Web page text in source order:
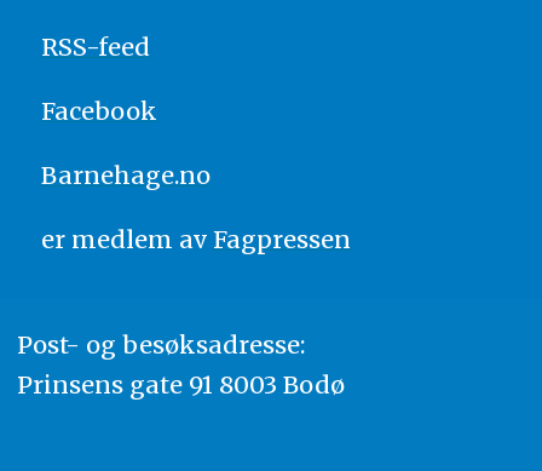
RSS-feed
Facebook
Barnehage.no
er medlem av Fagpressen
Post- og besøksadresse:
Prinsens gate 91 8003 Bodø